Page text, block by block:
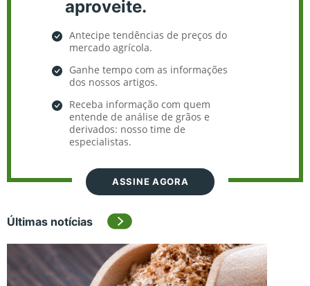
aproveite.
Antecipe tendências de preços do
mercado agrícola.
Ganhe tempo com as informações
dos nossos artigos.
Receba informação com quem
entende de análise de grãos e
derivados: nosso time de
especialistas.
ASSINE AGORA
Últimas notícias